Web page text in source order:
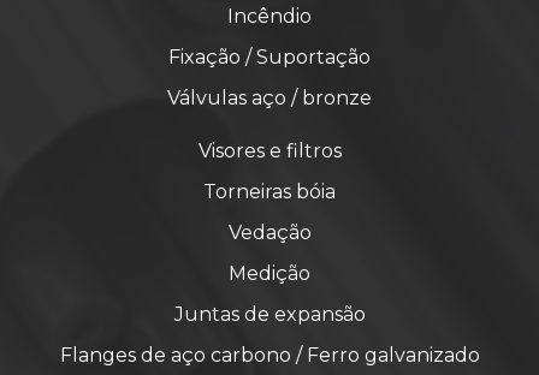
Incêndio
Fixação / Suportação
Válvulas aço / bronze
Visores e filtros
Torneiras bóia
Vedação
Medição
Juntas de expansão
Flanges de aço carbono / Ferro galvanizado